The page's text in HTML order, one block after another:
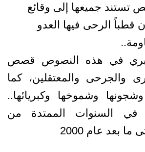
تستند جميعها إلى وقائع
قطباً الرحى فيها العدو
بري في هذه النصوص قصص
والجرحى والمعتقلين، كما
وشموخها وكبريائها..
في السنوات الممتدة من
بعد عام 2000